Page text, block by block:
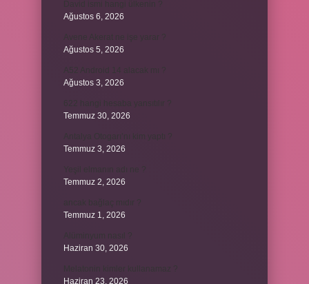
Ağustos 6, 2026
Ağustos 5, 2026
Ağustos 3, 2026
Temmuz 30, 2026
Temmuz 3, 2026
Temmuz 2, 2026
Temmuz 1, 2026
Haziran 30, 2026
Haziran 23, 2026